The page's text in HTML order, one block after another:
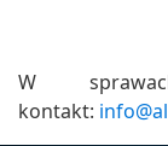
W
kontakt: